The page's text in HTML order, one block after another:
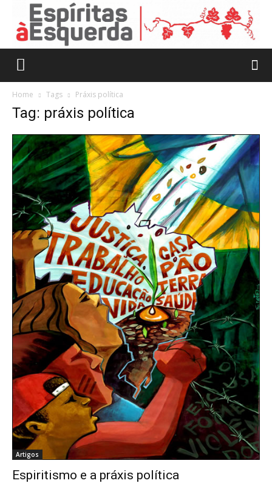
Home Tags Práxis política
Tag: práxis política
Artigos
Espiritismo e a práxis política